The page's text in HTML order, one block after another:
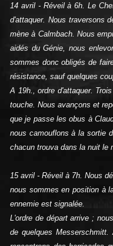
14 avril - Réveil à 6h. Le
d'attaquer. Nous traversons
mène à Calmbach. Nous
aidés du Génie, nous
sommes donc obligés de
résistance, sauf quelques
A 19h., ordre d'attaquer.
touche. Nous avançons et
que je passe les obus à
nous camouflons à la sortie
chacun trouva dans la nuit le
15 avril ‑ Réveil à 7h. Nous
nous sommes en position à
ennemie est signalée.
L'ordre de départ arrive ;
de quelques